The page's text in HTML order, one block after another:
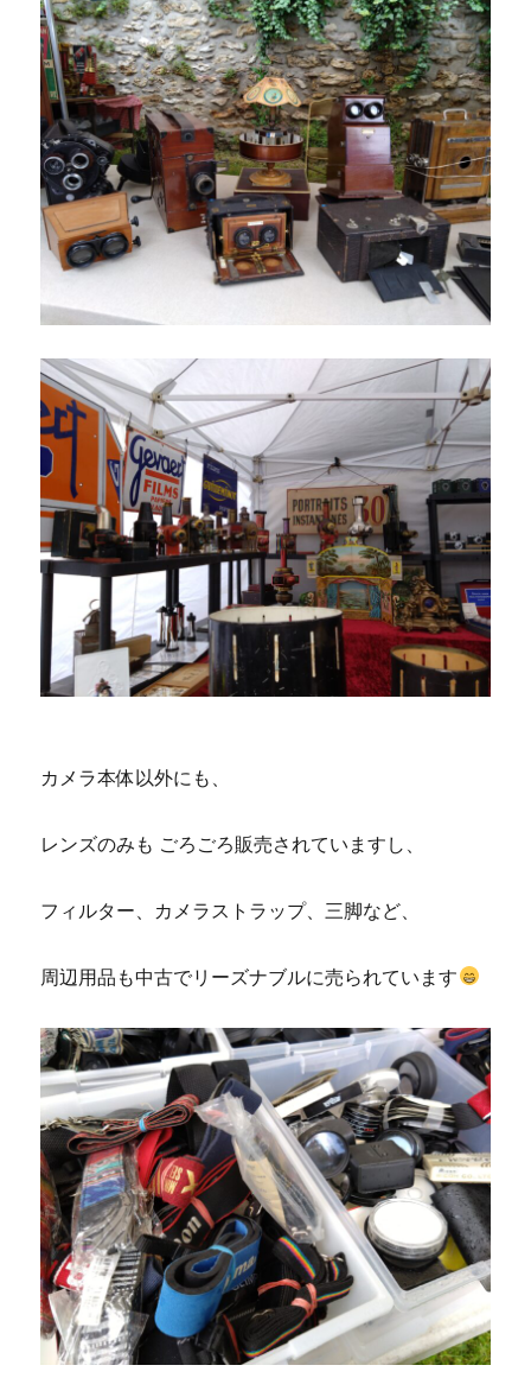
カメラ本体以外にも、
レンズのみも ごろごろ販売されていますし、
フィルター、カメラストラップ、三脚など、
周辺用品も中古でリーズナブルに売られています